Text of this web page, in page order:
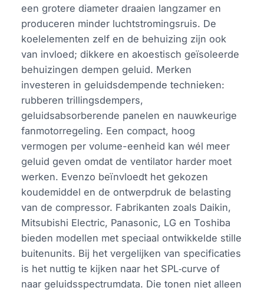
een grotere diameter draaien langzamer en
produceren minder luchtstromingsruis. De
koelelementen zelf en de behuizing zijn ook
van invloed; dikkere en akoestisch geïsoleerde
behuizingen dempen geluid. Merken
investeren in geluidsdempende technieken:
rubberen trillingsdempers,
geluidsabsorberende panelen en nauwkeurige
fanmotorregeling. Een compact, hoog
vermogen per volume-eenheid kan wél meer
geluid geven omdat de ventilator harder moet
werken. Evenzo beïnvloedt het gekozen
koudemiddel en de ontwerpdruk de belasting
van de compressor. Fabrikanten zoals Daikin,
Mitsubishi Electric, Panasonic, LG en Toshiba
bieden modellen met speciaal ontwikkelde stille
buitenunits. Bij het vergelijken van specificaties
is het nuttig te kijken naar het SPL‑curve of
naar geluidsspectrumdata. Die tonen niet alleen